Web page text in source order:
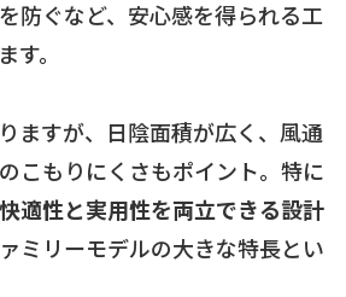
防ぐなど、安心感を得られる工
。
ますが、日陰面積が広く、風通
こもりにくさもポイント。特に
快適性と実用性を両立できる設計
ミリーモデルの大きな特長とい